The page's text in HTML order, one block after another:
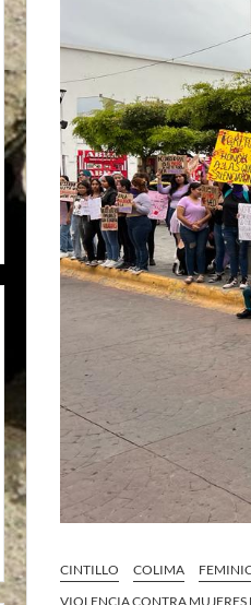
CINTILLO COLIMA
VIOLENCIA CONTRA